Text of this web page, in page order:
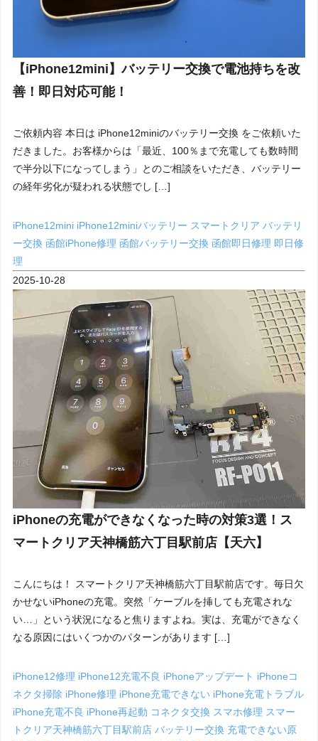
【iPhone12mini】バッテリー交換で電池持ちを改
善！即日対応可能！
ご依頼内容 本日は iPhone12miniのバッテリー交換 をご依頼いた
だきました。お客様からは「最近、100％まで充電しても数時間
で半分以下になってしまう」とのご相談をいただき、バッテリー
の経年劣化が疑われる状態でし […]
iPhone12mini iPhone12miniバッテリー スマートクリアバッテリ
ー交換 函館iPhone修理 函館バッテリー交換 函館即日修理 即日修
理
2025-10-28
iPhoneの充電ができなくなった時の対策3選！ス
マートクリア天神橋筋六丁目駅前店【天六】
こんにちは！ スマートクリア天神橋筋六丁目駅前店です。毎日欠
かせないiPhoneの充電。突然「ケーブルを挿しても充電されな
い…」という状況になると焦りますよね。実は、充電ができなく
なる原因にはいくつかのパターンがあります […]
iPhone12修理 iPhone12充電不良 iPhoneアップデート iPhoneコ
ネクタ掃除 iPhone修理 iPhone充電できない iPhone充電トラブル
iPhone充電不良 iPhone再起動 コネクタ交換 スマホ修理 スマー
トクリア天神橋筋六丁目駅前店バッテリー交換 充電できない原